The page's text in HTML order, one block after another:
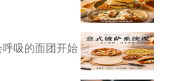
吸的面团开始